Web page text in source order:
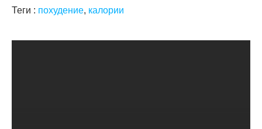
Теги : похудение, калории